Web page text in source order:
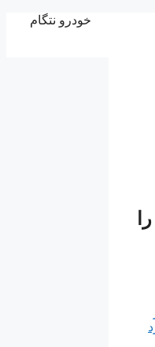
خودرو نتگام